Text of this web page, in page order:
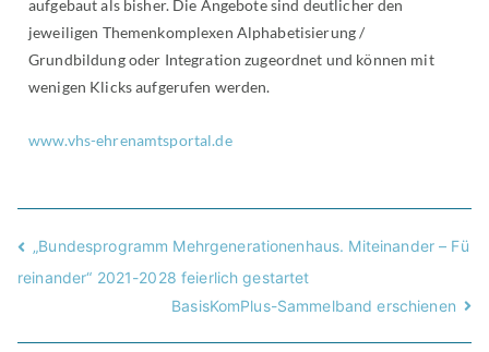
aufgebaut als bisher. Die Angebote sind deutlicher den
jeweiligen Themenkomplexen Alphabetisierung /
Grundbildung oder Integration zugeordnet und können mit
wenigen Klicks aufgerufen werden.
www.vhs-ehrenamtsportal.de
„Bundesprogramm Mehrgenerationenhaus. Miteinander – Fü
reinander“ 2021-2028 feierlich gestartet
BasisKomPlus-Sammelband erschienen